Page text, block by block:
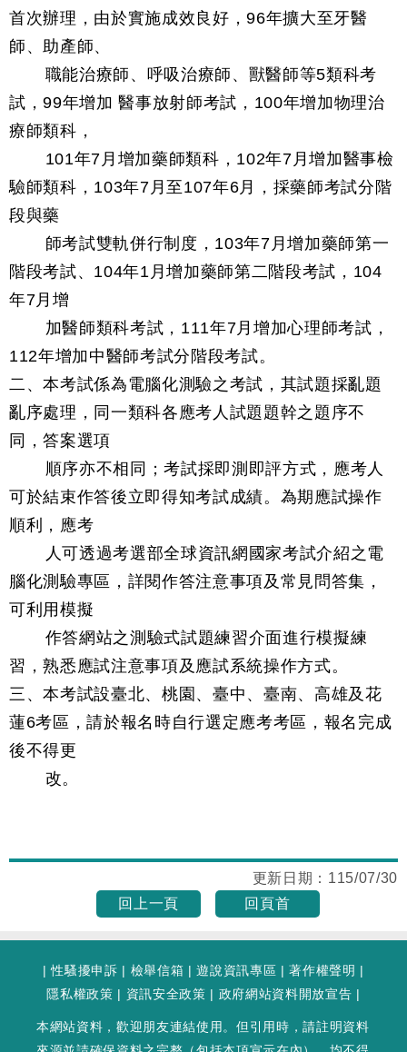
首次辦理，由於實施成效良好，96年擴大至牙醫
師、助產師、
職能治療師、呼吸治療師、獸醫師等5類科考
試，99年增加 醫事放射師考試，100年增加物理治
療師類科，
101年7月增加藥師類科，102年7月增加醫事檢
驗師類科，103年7月至107年6月，採藥師考試分階
段與藥
師考試雙軌併行制度，103年7月增加藥師第一
階段考試、104年1月增加藥師第二階段考試，104
年7月增
加醫師類科考試，111年7月增加心理師考試，
112年增加中醫師考試分階段考試。
二、本考試係為電腦化測驗之考試，其試題採亂題
亂序處理，同一類科各應考人試題題幹之題序不
同，答案選項
順序亦不相同；考試採即測即評方式，應考人
可於結束作答後立即得知考試成績。為期應試操作
順利，應考
人可透過考選部全球資訊網國家考試介紹之電
腦化測驗專區，詳閱作答注意事項及常見問答集，
可利用模擬
作答網站之測驗式試題練習介面進行模擬練
習，熟悉應試注意事項及應試系統操作方式。
三、本考試設臺北、桃園、臺中、臺南、高雄及花
蓮6考區，請於報名時自行選定應考考區，報名完成
後不得更
改。
更新日期： 115/07/30
回上一頁
回頁首
|性騷擾申訴 | 檢舉信箱 |遊說資訊專區 |著作權聲明 |
隱私權政策 | 資訊安全政策 | 政府網站資料開放宣告 |
本網站資料，歡迎朋友連結使用。但引用時，請註明資料